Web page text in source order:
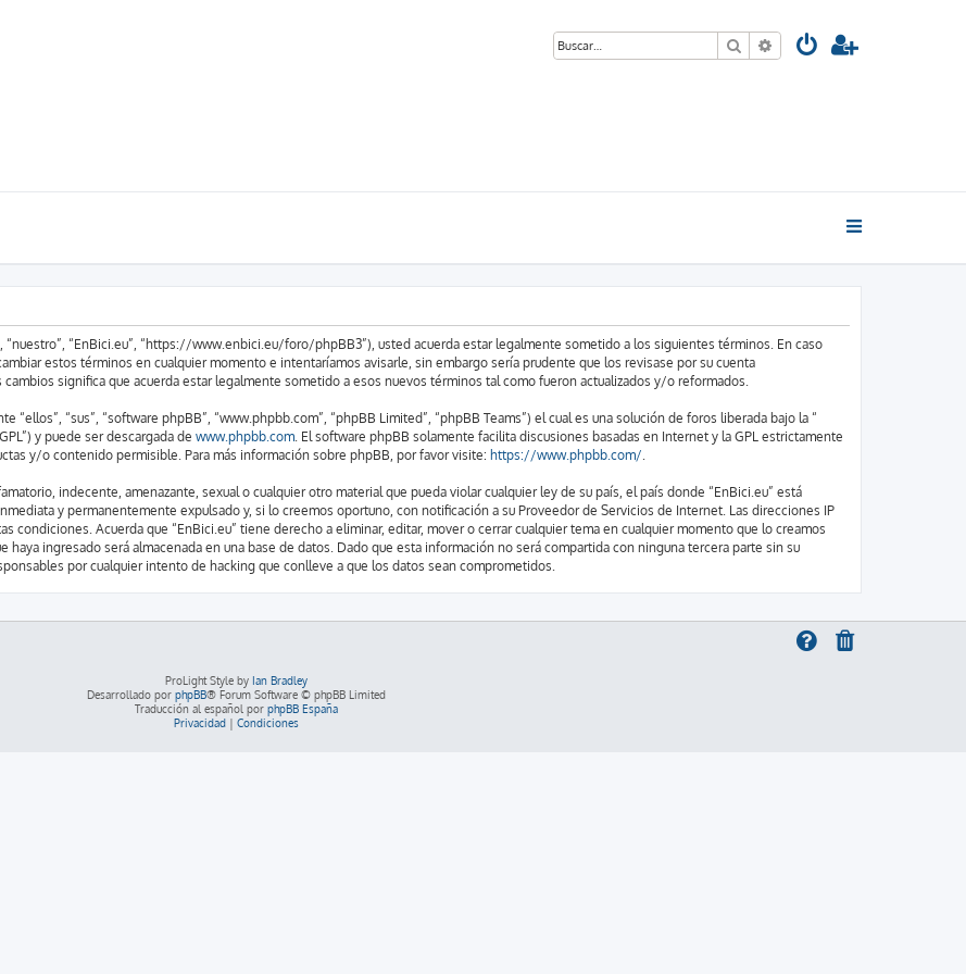
Buscar Búsqueda avanzada
“nuestro”, “EnBici.eu”, “https://www.enbici.eu/foro/phpBB3”), usted acuerda estar legalmente sometido a los siguientes términos. En caso
estos términos en cualquier momento e intentaríamos avisarle, sin embargo sería prudente que los revisase por su cuenta
significa que acuerda estar legalmente sometido a esos nuevos términos tal como fueron actualizados y/o reformados.
“sus”, “software phpBB”, “www.phpbb.com”, “phpBB Limited”, “phpBB Teams”) el cual es una solución de foros liberada bajo la “
y puede ser descargada de www.phpbb.com. El software phpBB solamente facilita discusiones basadas en Internet y la GPL estrictamente
y/o contenido permisible. Para más información sobre phpBB, por favor visite: https://www.phpbb.com/.
indecente, amenazante, sexual o cualquier otro material que pueda violar cualquier ley de su país, el país donde “EnBici.eu” está
y permanentemente expulsado y, si lo creemos oportuno, con notificación a su Proveedor de Servicios de Internet. Las direcciones IP
condiciones. Acuerda que “EnBici.eu” tiene derecho a eliminar, editar, mover o cerrar cualquier tema en cualquier momento que lo creamos
haya ingresado será almacenada en una base de datos. Dado que esta información no será compartida con ninguna tercera parte sin su
por cualquier intento de hacking que conlleve a que los datos sean comprometidos.
ProLight Style by Ian Bradley
Desarrollado por phpBB® Forum Software © phpBB Limited
Traducción al español por phpBB España
Privacidad| Condiciones